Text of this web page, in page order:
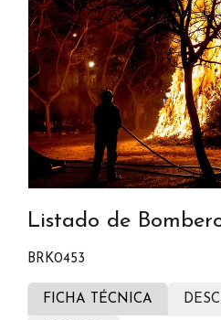
Listado de
BRK0453
FICHA TÉCNICA